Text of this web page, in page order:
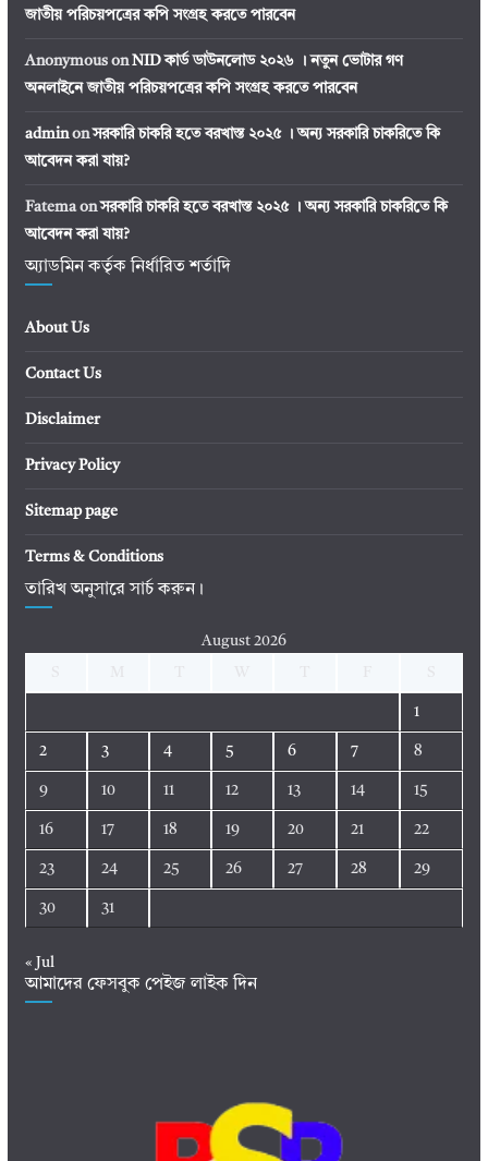
জাতীয় পরিচয়পত্রের কপি সংগ্রহ করতে পারবেন
Anonymouson NID কার্ড ডাউনলোড ২০২৬ । নতুন ভোটার গণ
অনলাইনে জাতীয় পরিচয়পত্রের কপি সংগ্রহ করতে পারবেন
adminonসরকারি চাকরি হতে বরখাস্ত ২০২৫ । অন্য সরকারি চাকরিতে কি
আবেদন করা যায়?
Fatemaonসরকারি চাকরি হতে বরখাস্ত ২০২৫ । অন্য সরকারি চাকরিতে কি
আবেদন করা যায়?
অ্যাডমিন কর্তৃক নির্ধারিত শর্তাদি
About Us
Contact Us
Disclaimer
Privacy Policy
Sitemap page
Terms & Conditions
তারিখ অনুসারে সার্চ করুন।
August 2026
1
2 3 4 5 6 7 8
9 10 11 12 13 14 15
16 17 18 19 20 21 22
23 24 25 26 27 28 29
30 31
« Jul
আমাদের ফেসবুক পেইজ লাইক দিন